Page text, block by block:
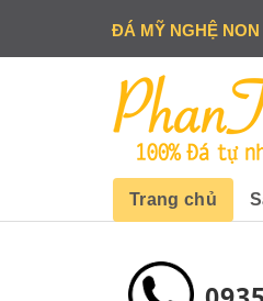
ĐÁ MỸ NGHỆ
Trang chủ